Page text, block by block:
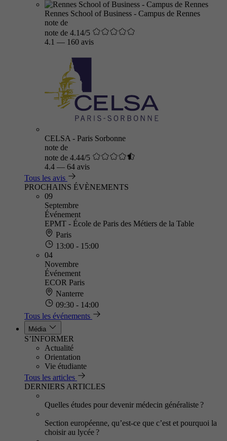
Rennes School of Business - Campus de Rennes
note de
note de 4.14/5
4.1 — 160 avis
CELSA - Paris Sorbonne
note de
note de 4.44/5
4.4 — 64 avis
Tous les avis
PROCHAINS ÉVÈNEMENTS
09
Septembre
Événement
EPMT - École de Paris des Métiers de la Table
Paris
13:00 - 15:00
04
Novembre
Événement
ECOR Paris
Nanterre
09:30 - 14:00
Tous les événements
Média
S’INFORMER
Actualité
Orientation
Vie étudiante
Tous les articles
DERNIERS ARTICLES
Quelles études pour devenir médecin généraliste ?
Section européenne, qu’est-ce que c’est et pourquoi la
choisir au lycée ?